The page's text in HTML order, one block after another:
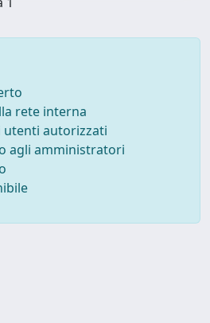
rete interna
autorizzati
agli amministratori